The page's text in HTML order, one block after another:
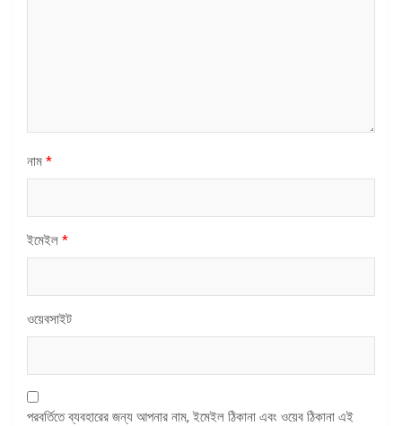
নাম *
ইমেইল *
ওয়েবসাইট
পরবর্তিতে ব্যবহারের জন্য আপনার নাম, ইমেইল ঠিকানা এবং ওয়েব ঠিকানা এই